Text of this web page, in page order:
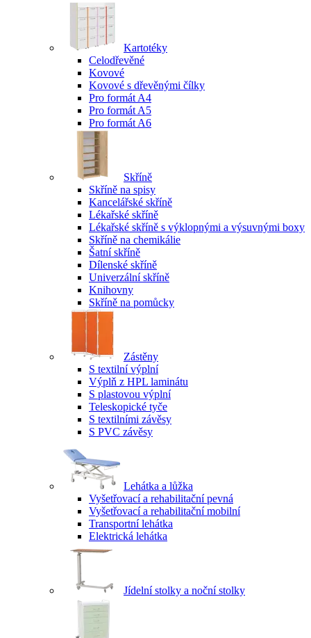
Kartotéky
Celodřevěné
Kovové
Kovové s dřevěnými čílky
Pro formát A4
Pro formát A5
Pro formát A6
Skříně
Skříně na spisy
Kancelářské skříně
Lékařské skříně
Lékařské skříně s výklopnými a výsuvnými boxy
Skříně na chemikálie
Šatní skříně
Dílenské skříně
Univerzální skříně
Knihovny
Skříně na pomůcky
Zástěny
S textilní výplní
Výplň z HPL laminátu
S plastovou výplní
Teleskopické tyče
S textilními závěsy
S PVC závěsy
Lehátka a lůžka
Vyšetřovací a rehabilitační pevná
Vyšetřovací a rehabilitační mobilní
Transportní lehátka
Elektrická lehátka
Jídelní stolky a noční stolky